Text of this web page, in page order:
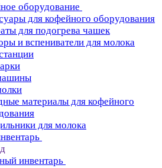
оборудование
для кофейного оборудования
для подогрева чашек
и вспениватели для молока
материалы для кофейного
для молока
инвентарь